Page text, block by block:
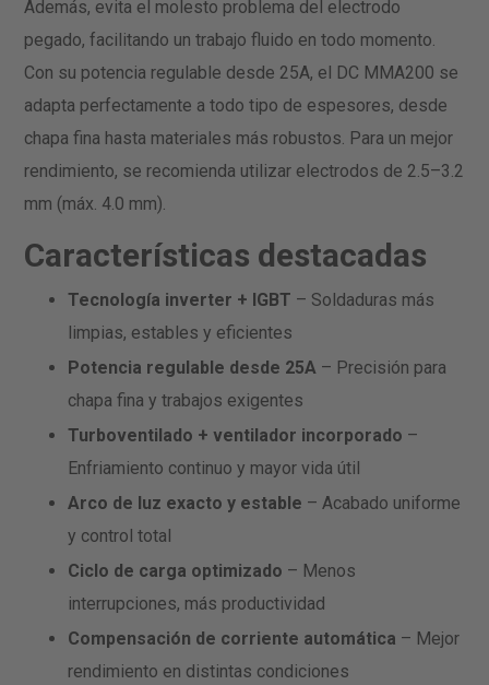
Además, evita el molesto problema del electrodo
pegado, facilitando un trabajo fluido en todo momento.
Con su potencia regulable desde 25A, el DC MMA200 se
adapta perfectamente a todo tipo de espesores, desde
chapa fina hasta materiales más robustos. Para un mejor
rendimiento, se recomienda utilizar electrodos de 2.5–3.2
mm (máx. 4.0 mm).
Características destacadas
Tecnología inverter + IGBT – Soldaduras más
limpias, estables y eficientes
Potencia regulable desde 25A – Precisión para
chapa fina y trabajos exigentes
Turboventilado + ventilador incorporado –
Enfriamiento continuo y mayor vida útil
Arco de luz exacto y estable – Acabado uniforme
y control total
Ciclo de carga optimizado – Menos
interrupciones, más productividad
Compensación de corriente automática – Mejor
rendimiento en distintas condiciones